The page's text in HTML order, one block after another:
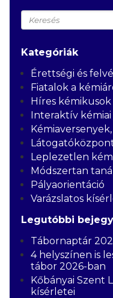
Keresés
Kategóriák
Érettségi és
Fiatalok a
Híres kémikusok
Interaktív
Leplezetlen
Módszertan
Pályaorientáció
Varázslatos
Legutóbbi
Tábornaptár
4 helyszínen is
tábor 2026-ban
Kőbányai Szent
kísérletei